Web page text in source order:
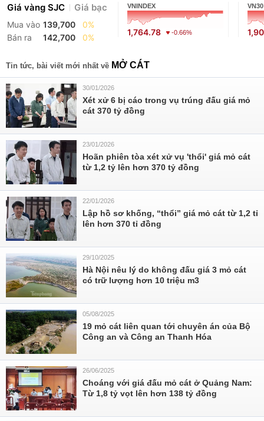
Giá vàng SJC Giá bạc
Mua vào 139,700
0%
Bán ra
142,700 0%
VNINDEX
1,764.78 -0.66%
VN30
Tin tức, bài viết mới nhất về MỞ CÁT
30/01/2026
Xét xử 6 bị cáo trong vụ trúng đấu giá mỏ
cát 370 tỷ đồng
23/01/2026
Hoãn phiên tòa xét xử vụ 'thổi' giá mỏ cát
từ 1,2 tỷ lên hơn 370 tỷ đồng
22/01/2026
Lập hồ sơ khống, “thổi” giá mỏ cát từ 1,2 tỉ
lên hơn 370 tỉ đồng
29/10/2025
Hà Nội nêu lý do không đấu giá 3 mỏ cát
có trữ lượng hơn 10 triệu m3
05/08/2025
19 mỏ cát liên quan tới chuyên án của Bộ
Công an và Công an Thanh Hóa
26/06/2025
Choáng với giá đấu mỏ cát ở Quảng Nam:
Từ 1,8 tỷ vọt lên hơn 138 tỷ đồng